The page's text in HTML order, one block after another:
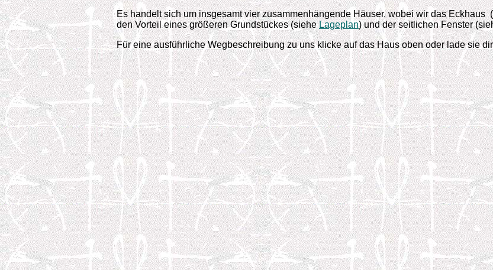
Es handelt sich um insgesamt vier zusammenhängende Häuser, wobei wir das
den Vorteil eines größeren Grundstückes (sieheLageplan) und der seitlichen Fenster
Für eine ausführliche Wegbeschreibung zu uns klicke auf das Haus oben oder lade sie